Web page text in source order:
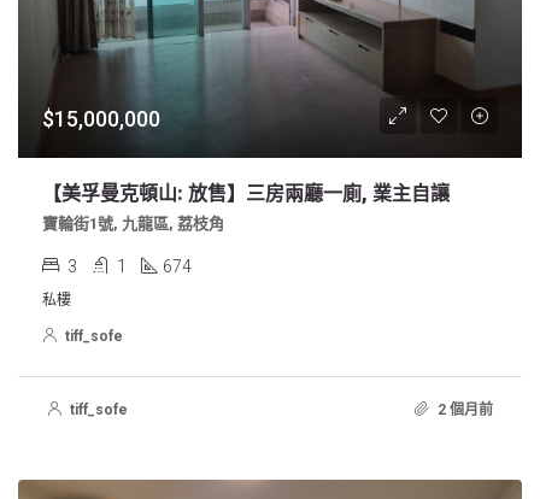
$15,000,000
【美孚曼克頓山: 放售】三房兩廳一廁, 業主自讓
寶輪街1號, 九龍區, 荔枝角
3 1 674
私樓
tiff_sofe
tiff_sofe 2 個月前